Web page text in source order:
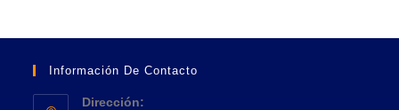
Información De Contacto
Dirección: